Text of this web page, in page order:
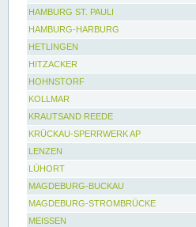
HAMBURG ST. PAULI
HAMBURG-HARBURG
HETLINGEN
HITZACKER
HOHNSTORF
KOLLMAR
KRAUTSAND REEDE
KRÜCKAU-SPERRWERK AP
LENZEN
LÜHORT
MAGDEBURG-BUCKAU
MAGDEBURG-STROMBRÜCKE
MEISSEN